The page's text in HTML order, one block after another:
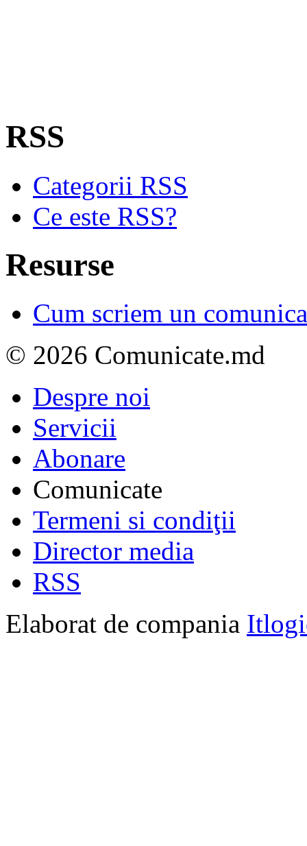
RSS
Categorii RSS
Ce este RSS?
Resurse
Cum scriem un
© 2026 Comunicate.md
Despre noi
Servicii
Abonare
Comunicate
Termeni si condiţii
Director media
RSS
Elaborat de compania